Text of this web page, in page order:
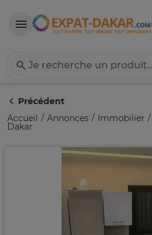
Expat-Dakar
Précédent
Accueil
Annonces Immobilier
Dakar